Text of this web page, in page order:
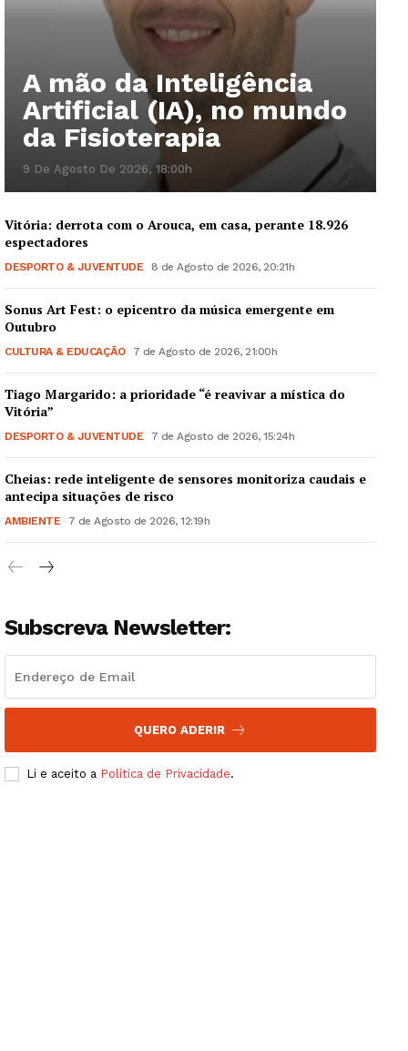
Guimarães, agora!
SUBSCREVA JÁ!
Institucional
Edição Digital
Publicidade
A mão da Inteligência
Artificial (IA), no mundo
da Fisioterapia
9 De Agosto De 2026, 18:00h
Vitória: derrota com o Arouca, em casa, perante 18.926
espectadores
DESPORTO & JUVENTUDE 8 de Agosto de 2026, 20:21h
Sonus Art Fest: o epicentro da música emergente em
Outubro
CULTURA & EDUCAÇÃO 7 de Agosto de 2026, 21:00h
Tiago Margarido: a prioridade “é reavivar a mística do
Vitória”
DESPORTO & JUVENTUDE 7 de Agosto de 2026, 15:24h
Cheias: rede inteligente de sensores monitoriza caudais e
antecipa situações de risco
AMBIENTE 7 de Agosto de 2026, 12:19h
Subscreva Newsletter:
QUERO ADERIR
Li e aceito a Política de Privacidade.